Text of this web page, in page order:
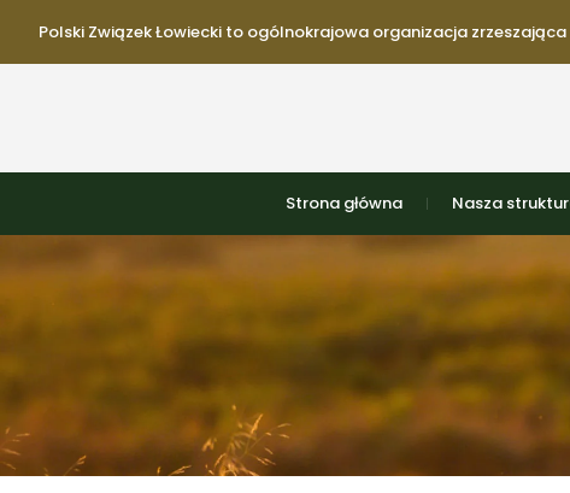
Polski Związek Łowiecki to ogólnokrajowa organizacja zrzeszająca
Strona główna Nasza